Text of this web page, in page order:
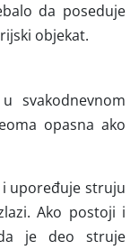
da poseduje
objekat.
svakodnevnom
opasna ako
i upoređuje struju
Ako postoji i
je deo struje